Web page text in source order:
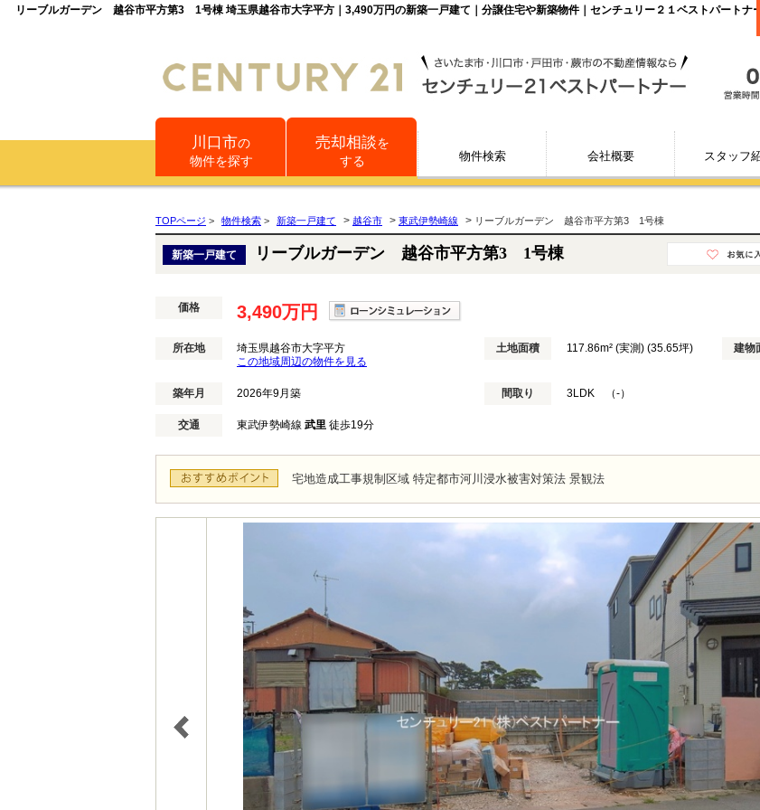
リーブルガーデン 越谷市平方第3 1号棟 埼玉県越谷市大字平方｜3,490万円の新築一戸建て｜分譲住宅や新築物件｜センチュリー２１ベストパートナー
川口市の
物件を探す
売却相談を
する
物件検索 会社概要 スタッフ
TOPページ > 物件検索 > 新築一戸建て > 越谷市 > 東武伊勢崎線 > リーブルガーデン 越谷市平方第3 1号棟
新築一戸建て リーブルガーデン 越谷市平方第3 1号棟
価格 3,490万円
所在地
埼玉県越谷市大字平方
この地域周辺の物件を見る
土地面積 117.86m² (実測) (35.65坪) 建物
築年月 2026年9月築 間取り 3LDK （-）
交通 東武伊勢崎線 武里 徒歩19分
宅地造成工事規制区域 特定都市河川浸水被害対策法 景観法